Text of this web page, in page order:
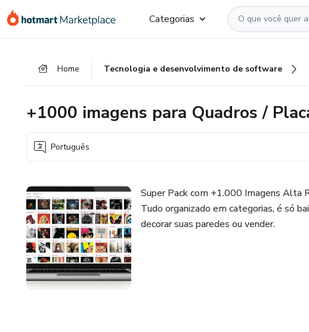
para
para
para
Categorias
Home Tecnologia e desenvolvimento de software
+1000 imagens para Quadros /
Português
Super Pack com +1.000 Imagens Alta
Tudo organizado em categorias, é só
decorar suas paredes ou vender.